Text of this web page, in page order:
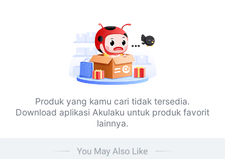
Produk yang kamu cari tidak tersedia.
Download aplikasi Akulaku untuk produk favorit
lainnya.